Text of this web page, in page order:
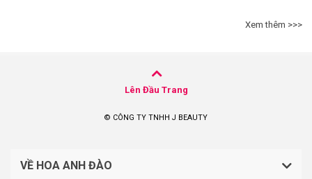
Xem thêm >>>
Lên Đầu Trang
© CÔNG TY TNHH J BEAUTY
VỀ HOA ANH ĐÀO